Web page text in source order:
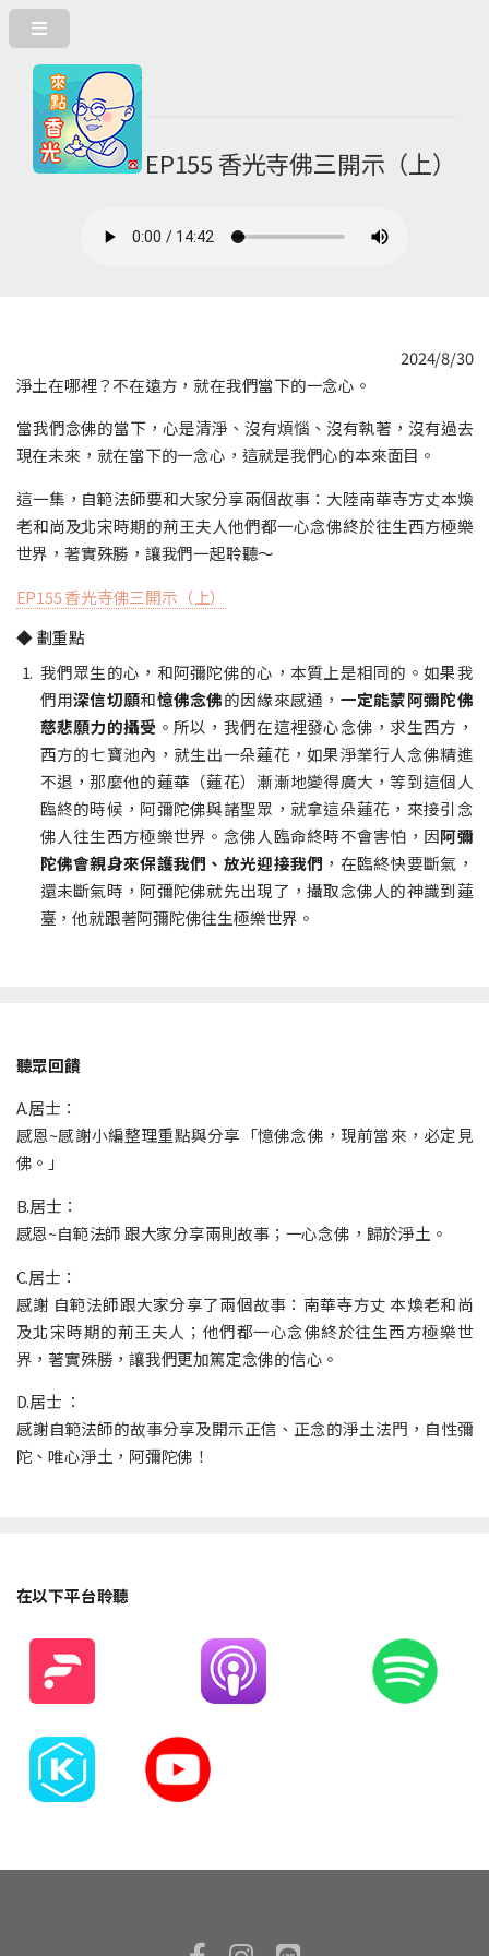
EP155 香光寺佛三開示（上）
2024/8/30
淨土在哪裡？不在遠方，就在我們當下的一念心。
當我們念佛的當下，心是清淨、沒有煩惱、沒有執著，沒有過去
現在未來，就在當下的一念心，這就是我們心的本來面目。
這一集，自範法師要和大家分享兩個故事：大陸南華寺方丈本煥
老和尚及北宋時期的荊王夫人他們都一心念佛終於往生西方極樂
世界，著實殊勝，讓我們一起聆聽～
EP155 香光寺佛三開示（上）
◆ 劃重點
我們眾生的心，和阿彌陀佛的心，本質上是相同的。如果我
們用深信切願和憶佛念佛的因緣來感通， 一定能蒙阿彌陀佛
慈悲願力的攝受 。所以，我們在這裡發心念佛，求生西方，
西方的七寶池內，就生出一朵蓮花，如果淨業行人念佛精進
不退，那麼他的蓮華（蓮花）漸漸地變得廣大，等到這個人
臨終的時候，阿彌陀佛與諸聖眾，就拿這朵蓮花，來接引念
佛人往生西方極樂世界。念佛人臨命終時不會害怕，因阿彌
陀佛會親身來保護我們、放光迎接我們 ，在臨終快要斷氣，
還未斷氣時，阿彌陀佛就先出現了，攝取念佛人的神識到蓮
臺，他就跟著阿彌陀佛往生極樂世界。
聽眾回饋
A.居士：
感恩~感謝小編整理重點與分享「憶佛念佛，現前當來，必定見
佛。」
B.居士：
感恩~自範法師 跟大家分享兩則故事；一心念佛，歸於淨土。
C.居士：
感謝 自範法師跟大家分享了兩個故事：南華寺方丈 本煥老和尚
及北宋時期的荊王夫人；他們都一心念佛終於往生西方極樂世
界，著實殊勝，讓我們更加篤定念佛的信心。
D.居士 ：
感謝自範法師的故事分享及開示正信、正念的淨土法門，自性彌
陀、唯心淨土，阿彌陀佛！
在以下平台聆聽